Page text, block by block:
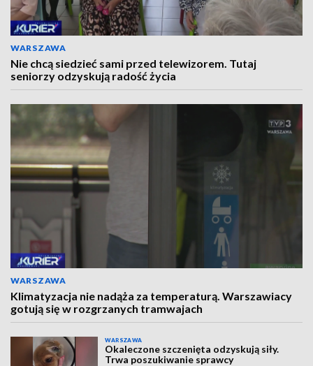
WARSZAWA
Nie chcą siedzieć sami przed telewizorem. Tutaj
seniorzy odzyskują radość życia
WARSZAWA
Klimatyzacja nie nadąża za temperaturą. Warszawiacy
gotują się w rozgrzanych tramwajach
WARSZAWA
Okaleczone szczenięta odzyskują siły.
Trwa poszukiwanie sprawcy